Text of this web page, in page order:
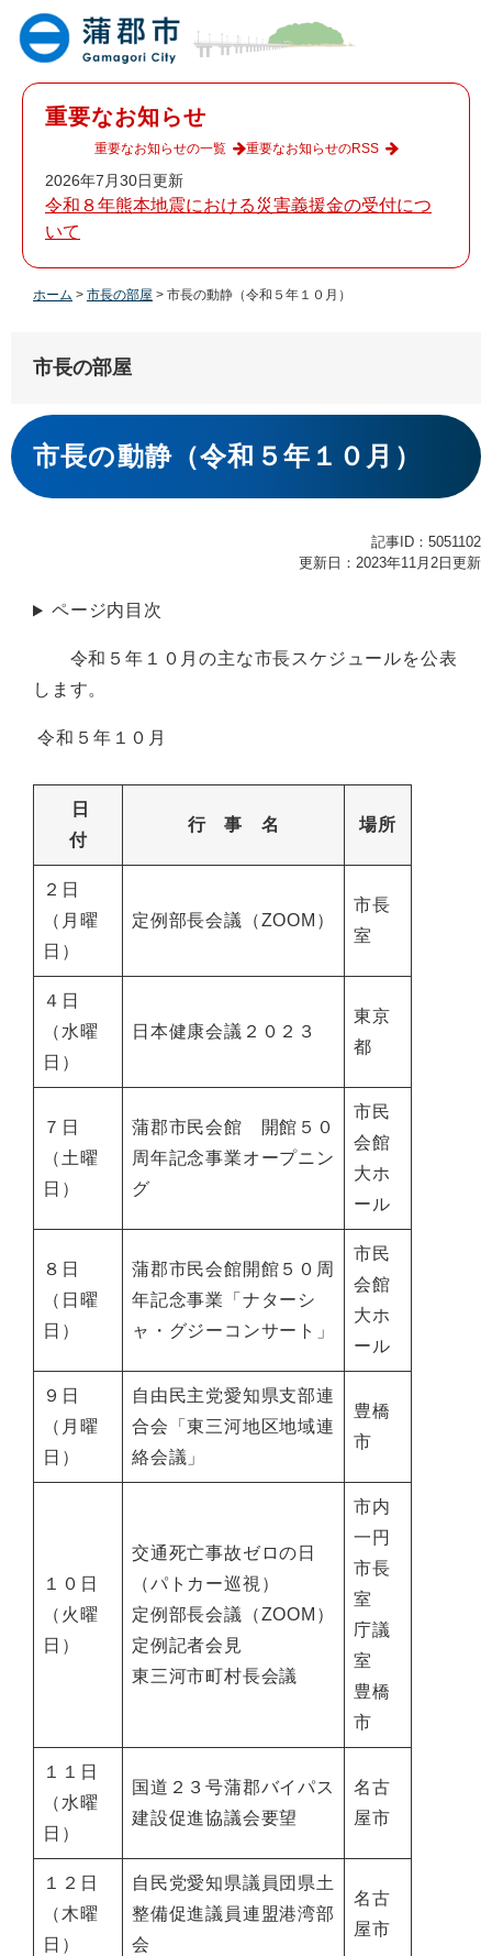
重要なお知らせ
2026年7月30日更新
令和８年熊本地震における災害義援金の受付につ
いて
重要なお知らせの一覧 重要なお知らせのRSS
ホーム > 市長の部屋 > 市長の動静（令和５年１０月）
市長の部屋
本
文
市長の動静（令和５年１０月）
記事ID：5051102
更新日：2023年11月2日更新
ページ内目次
令和５年１０月の主な市長スケジュールを公表
します。
日
付
行 事 名 場所
令和５年１０月
２日
（月曜
日）
定例部長会議（ZOOM）
市長
室
４日
（水曜
日）
日本健康会議２０２３
東京
都
７日
（土曜
日）
蒲郡市民会館 開館５０
周年記念事業オープニン
グ
市民
会館
大ホ
ール
８日
（日曜
日）
蒲郡市民会館開館５０周
年記念事業「ナターシ
ャ・グジーコンサート」
市民
会館
大ホ
ール
９日
（月曜
日）
自由民主党愛知県支部連
合会「東三河地区地域連
絡会議」
豊橋
市
１０日
（火曜
日）
交通死亡事故ゼロの日
（パトカー巡視）
定例部長会議（ZOOM）
定例記者会見
東三河市町村長会議
市内
一円
市長
室
庁議
室
豊橋
市
１１日
（水曜
日）
国道２３号蒲郡バイパス
建設促進協議会要望
名古
屋市
１２日
（木曜
日）
自民党愛知県議員団県土
整備促進議員連盟港湾部
会
名古
屋市